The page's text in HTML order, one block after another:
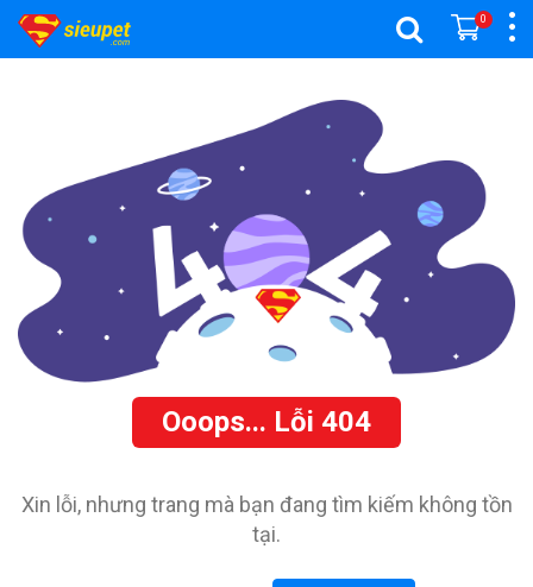
0
Ooops... Lỗi 404
Xin lỗi, nhưng trang mà bạn đang tìm kiếm không tồn
tại.